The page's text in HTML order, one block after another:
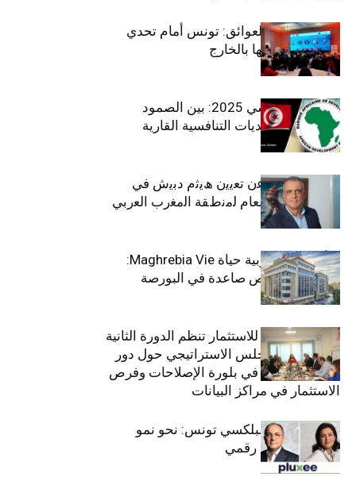
بين الطموح والعوائق: تونس أمام تحدي
استعادة كفاءاتها بالخارج
الاقتصاد التونسي 2025: بين الصمود
الاجتماعي وتحديات التنافسية القارية
ﺗﯾﺗرا ﺑﺎك ﺗﻌﻠن ﻋن ﺗﻌﯾﯾن ھﯾﺛم دﺑﯾش ﻓﻲ
ﻣﻧﺻب اﻟﻣدﯾر اﻟﻌﺎم ﻟﻣﻧطﻘﺔ اﻟﻣﻐرب اﻟﻌرﺑﻲ
وﻏرب أﻓرﯾﻘﯾﺎ
التأمينات المغربية حياة Maghrebia Vie:
فاعل رائد بفرص صاعدة في البورصة
(+34.8%)
الهيئة التونسية للاستثمار تنظم الدورة الثانية
والعشرين للمجلس الاستراتيجي حول دور
القطاع الخاص في بلورة الإصلاحات وفرص
الاستثمار في مراكز البيانات
قيادة مزدوجة لبلكسي تونس: نحو نمو
متسارع وتحول رقمي